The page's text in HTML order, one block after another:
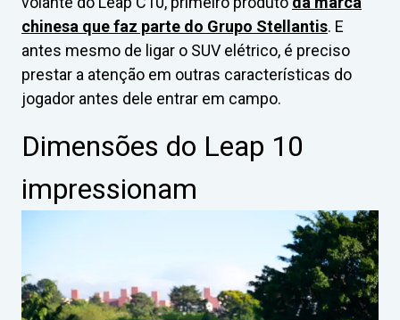
chinesa que faz parte do Grupo Stellantis. E
antes mesmo de ligar o SUV elétrico, é preciso
prestar a atenção em outras características do
jogador antes dele entrar em campo.
Dimensões do Leap 10
impressionam